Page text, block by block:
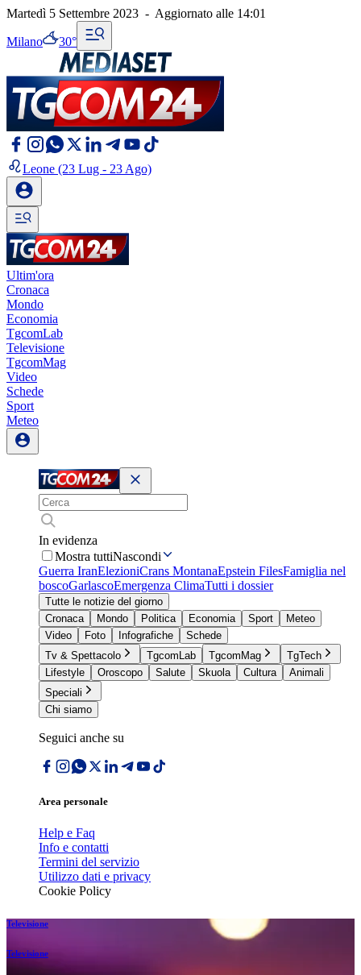
Martedì 5 Settembre 2023 - Aggiornato alle 14:01
Milano 30°
Leone (23 Lug - 23 Ago)
Ultim'ora
Cronaca
Mondo
Economia
TgcomLab
Televisione
TgcomMag
Video
Schede
Sport
Meteo
In evidenza
Mostra tuttiNascondi
Guerra IranElezioniCrans MontanaEpstein FilesFamiglia nel
boscoGarlascoEmergenza ClimaTutti i dossier
Tutte le notizie del giorno
Cronaca
Mondo Politica Economia Sport
Meteo
Video
Foto Infografiche
Schede
Tv & Spettacolo
TgcomLab TgcomMag
TgTech
Lifestyle
Oroscopo Salute Skuola Cultura
Animali
Speciali
Chi siamo
Seguici anche su
Area personale
Help e Faq
Info e contatti
Termini del servizio
Utilizzo dati e privacy
Cookie Policy
Televisione
Televisione